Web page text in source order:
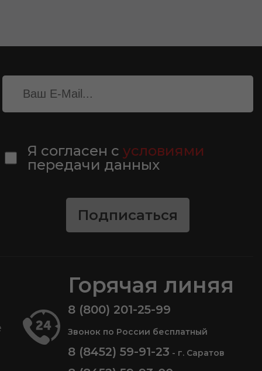
Я согласен сусловиями
передачи данных
Подписаться
Горячая линяя
8 (800) 201-25-99
Звонок по России бесплатный
8 (8452) 59-91-23 - г. Саратов